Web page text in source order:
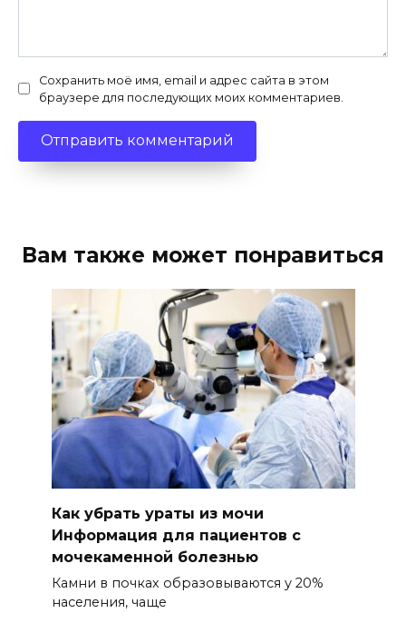
Сохранить моё имя, email и адрес сайта в этом
браузере для последующих моих комментариев.
Вам также может понравиться
Как убрать ураты из мочи
Информация для пациентов с
мочекаменной болезнью
Камни в почках образовываются у 20%
населения, чаще